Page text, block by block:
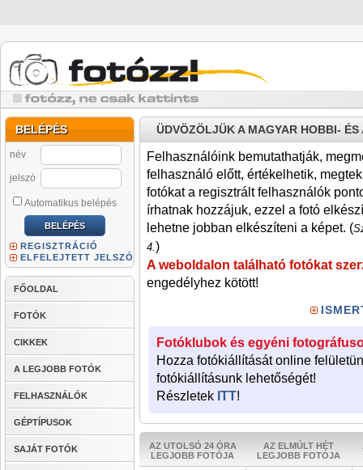
BELÉPÉS
név
jelszó
Automatikus belépés
REGISZTRÁCIÓ
ELFELEJTETT JELSZÓ
FŐOLDAL
FOTÓK
CIKKEK
A LEGJOBB FOTÓK
FELHASZNÁLÓK
GÉPTÍPUSOK
SAJÁT FOTÓK
ÜDVÖZÖLJÜK A MAGYAR HOBBI-
Felhasználóink bemutathatják,
felhasználó előtt, értékelhetik,
fotókat a regisztrált felhasználók
írhatnak hozzájuk, ezzel a fotó
lehetne jobban elkészíteni a képet. (
4.)
A weboldalon található fotókat
engedélyhez kötött!
Fotóklubok és egyéni
Hozza fotókiállítását online
fotókiállításunk lehetőségét!
Részletek ITT!
AZ UTOLSÓ 24 ÓRA
LEGJOBB FOTÓJA
AZ ELMÚLT HÉT
LEGJOBB FOTÓJA